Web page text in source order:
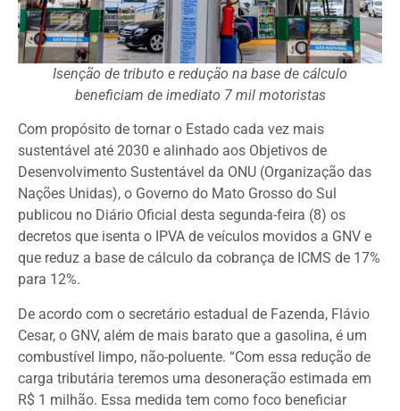
Isenção de tributo e redução na base de cálculo
beneficiam de imediato 7 mil motoristas
Com propósito de tornar o Estado cada vez mais
sustentável até 2030 e alinhado aos Objetivos de
Desenvolvimento Sustentável da ONU (Organização das
Nações Unidas), o Governo do Mato Grosso do Sul
publicou no Diário Oficial desta segunda-feira (8) os
decretos que isenta o IPVA de veículos movidos a GNV e
que reduz a base de cálculo da cobrança de ICMS de 17%
para 12%.
De acordo com o secretário estadual de Fazenda, Flávio
Cesar, o GNV, além de mais barato que a gasolina, é um
combustível limpo, não-poluente. “Com essa redução de
carga tributária teremos uma desoneração estimada em
R$ 1 milhão. Essa medida tem como foco beneficiar